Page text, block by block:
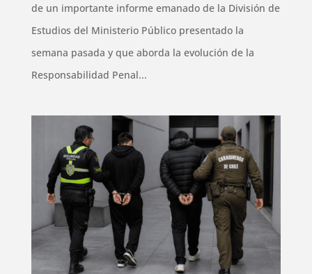
de un importante informe emanado de la División de
Estudios del Ministerio Público presentado la
semana pasada y que aborda la evolución de la
Responsabilidad Penal...